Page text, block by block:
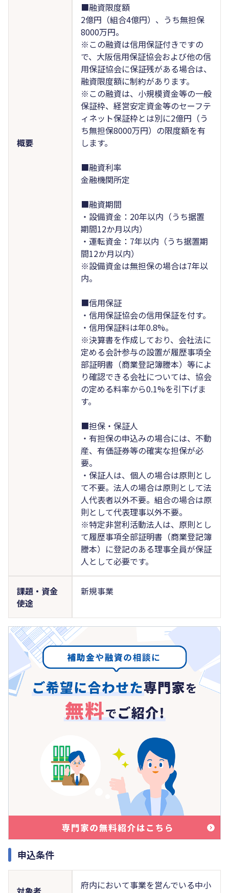
概要
■融資限度額
2億円（組合4億円）、うち無担保
8000万円。
※この融資は信用保証付きですの
で、大阪信用保証協会および他の信
用保証協会に保証残がある場合は、
融資限度額に制約があります。
※この融資は、小規模資金等の一般
保証枠、経営安定資金等のセーフテ
ィネット保証枠とは別に2億円（う
ち無担保8000万円）の限度額を有
します。
■融資利率
金融機関所定
■融資期間
・設備資金：20年以内（うち据置
期間12か月以内）
・運転資金：7年以内（うち据置期
間12か月以内）
※設備資金は無担保の場合は7年以
内。
■信用保証
・信用保証協会の信用保証を付す。
・信用保証料は年0.8%。
※決算書を作成しており、会社法に
定める会計参与の設置が履歴事項全
部証明書（商業登記簿謄本）等によ
り確認できる会社については、協会
の定める料率から0.1%を引下げま
す。
■担保・保証人
・有担保の申込みの場合には、不動
産、有価証券等の確実な担保が必
要。
・保証人は、個人の場合は原則とし
て不要。法人の場合は原則として法
人代表者以外不要。組合の場合は原
則として代表理事以外不要。
※特定非営利活動法人は、原則とし
て履歴事項全部証明書（商業登記簿
謄本）に登記のある理事全員が保証
人として必要です。
課題・資金
使途
新規事業
申込条件
府内において事業を営んでいる中小